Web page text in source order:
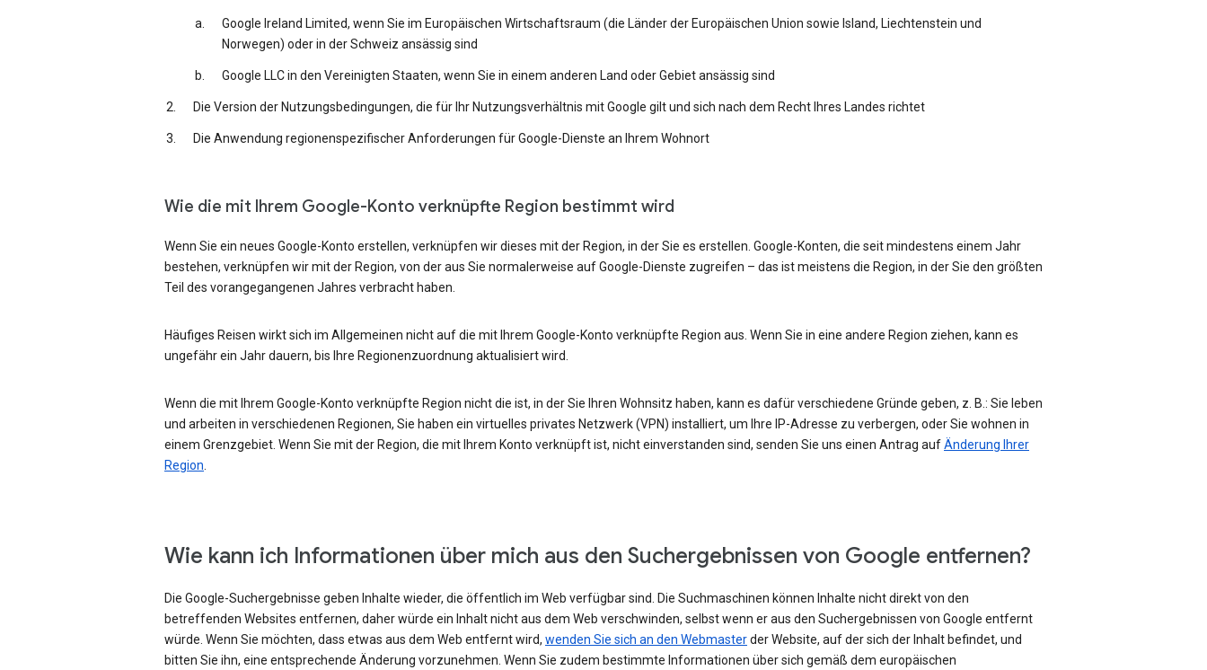
Google Ireland Limited, wenn Sie im Europäischen Wirtschaftsraum (die Länder der Europäischen Union sowie Island, Liechtenstein und
Norwegen) oder in der Schweiz ansässig sind
Google LLC in den Vereinigten Staaten, wenn Sie in einem anderen Land oder Gebiet ansässig sind
Die Version der Nutzungsbedingungen, die für Ihr Nutzungsverhältnis mit Google gilt und sich nach dem Recht Ihres Landes richtet
Die Anwendung regionenspezifischer Anforderungen für Google-Dienste an Ihrem Wohnort
Wie die mit Ihrem Google-Konto verknüpfte Region bestimmt wird
Wenn Sie ein neues Google-Konto erstellen, verknüpfen wir dieses mit der Region, in der Sie es erstellen. Google-Konten, die seit mindestens einem Jahr
bestehen, verknüpfen wir mit der Region, von der aus Sie normalerweise auf Google-Dienste zugreifen – das ist meistens die Region, in der Sie den größten
Teil des vorangegangenen Jahres verbracht haben.
Häufiges Reisen wirkt sich im Allgemeinen nicht auf die mit Ihrem Google-Konto verknüpfte Region aus. Wenn Sie in eine andere Region ziehen, kann es
ungefähr ein Jahr dauern, bis Ihre Regionenzuordnung aktualisiert wird.
Wenn die mit Ihrem Google-Konto verknüpfte Region nicht die ist, in der Sie Ihren Wohnsitz haben, kann es dafür verschiedene Gründe geben, z. B.: Sie leben
und arbeiten in verschiedenen Regionen, Sie haben ein virtuelles privates Netzwerk (VPN) installiert, um Ihre IP-Adresse zu verbergen, oder Sie wohnen in
einem Grenzgebiet. Wenn Sie mit der Region, die mit Ihrem Konto verknüpft ist, nicht einverstanden sind, senden Sie uns einen Antrag aufÄnderung Ihrer
Region
Wie kann ich Informationen über mich aus den Suchergebnissen von Google entfernen?
Die Google-Suchergebnisse geben Inhalte wieder, die öffentlich im Web verfügbar sind. Die Suchmaschinen können Inhalte nicht direkt von den
betreffenden Websites entfernen, daher würde ein Inhalt nicht aus dem Web verschwinden, selbst wenn er aus den Suchergebnissen von Google entfernt
würde. Wenn Sie möchten, dass etwas aus dem Web entfernt wird, wenden Sie sich an den Webmasterder Website, auf der sich der Inhalt befindet, und
bitten Sie ihn, eine entsprechende Änderung vorzunehmen. Wenn Sie zudem bestimmte Informationen über sich gemäß dem europäischen